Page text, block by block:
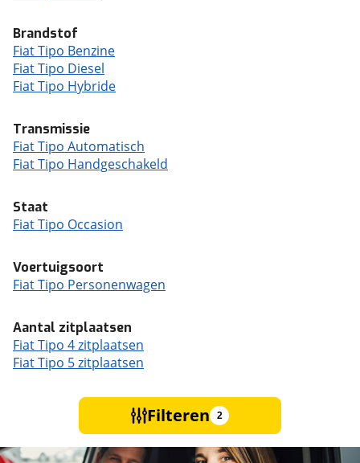
Brandstof
Fiat Tipo Benzine
Fiat Tipo Diesel
Fiat Tipo Hybride
Transmissie
Fiat Tipo Automatisch
Fiat Tipo Handgeschakeld
Staat
Fiat Tipo Occasion
Voertuigsoort
Fiat Tipo Personenwagen
Aantal zitplaatsen
Fiat Tipo 4 zitplaatsen
Fiat Tipo 5 zitplaatsen
Filteren 2